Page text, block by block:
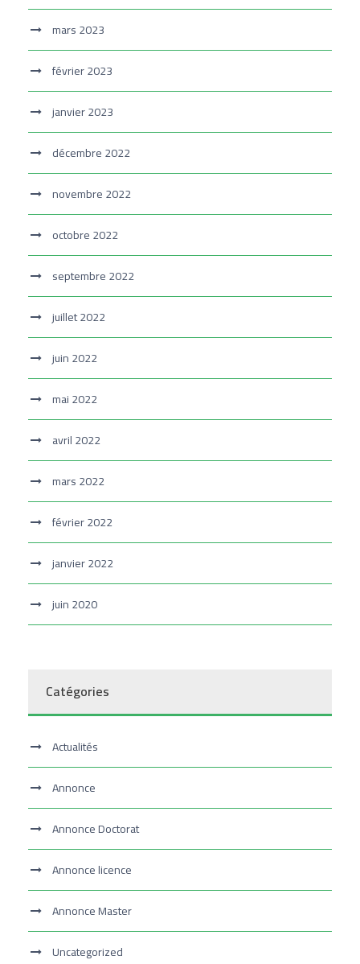
mars 2023
février 2023
janvier 2023
décembre 2022
novembre 2022
octobre 2022
septembre 2022
juillet 2022
juin 2022
mai 2022
avril 2022
mars 2022
février 2022
janvier 2022
juin 2020
Catégories
Actualités
Annonce
Annonce Doctorat
Annonce licence
Annonce Master
Uncategorized